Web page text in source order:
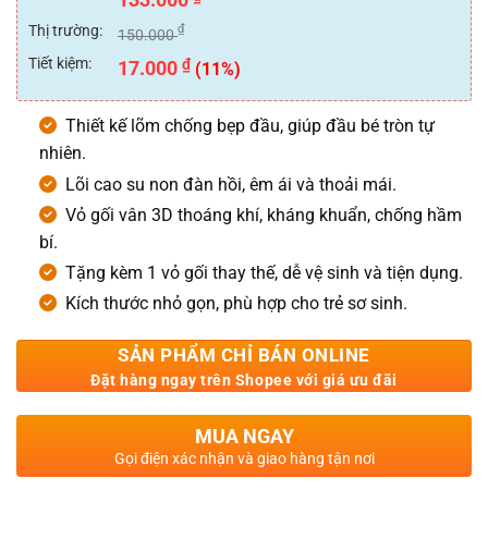
hạng
0
5
sao
Thị trường:
150.000₫
Tiết kiệm: 17.000 ₫ (11%)
Thiết kế lõm chống bẹp đầu, giúp đầu bé tròn tự
nhiên.
Lõi cao su non đàn hồi, êm ái và thoải mái.
Vỏ gối vân 3D thoáng khí, kháng khuẩn, chống hầm
bí.
Tặng kèm 1 vỏ gối thay thế, dễ vệ sinh và tiện dụng.
Kích thước nhỏ gọn, phù hợp cho trẻ sơ sinh.
SẢN PHẨM CHỈ BÁN ONLINE
Đặt hàng ngay trên Shopee với giá ưu đãi
MUA NGAY
Gọi điện xác nhận và giao hàng tận nơi